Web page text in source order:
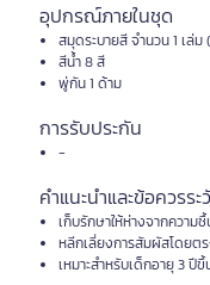
อุปกรณ์ภายในชุด
สมุดระบายสี จำนวน 1 เล่ม
สีน้ำ 8 สี
พู่กัน 1 ด้าม
การรับประกัน
-
คำแนะนำและข้อควรระ
เก็บรักษาให้ห่างจากความ
หลีกเลี่ยงการสัมผัสโดยต
เหมาะสำหรับเด็กอายุ 3 ปี